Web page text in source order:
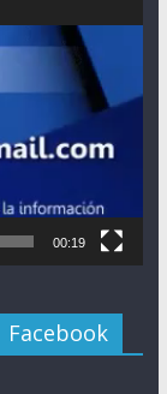
00:19
Facebook